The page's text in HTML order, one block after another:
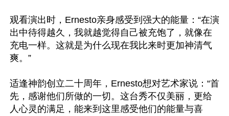
观看演出时，Ernesto亲身感受到强大的能量：“在演
出中待得越久，我就越觉得自己被充饱了，就像在
充电一样。这就是为什么现在我比来时更加神清气
爽。”
适逢神韵创立二十周年，Ernesto想对艺术家说：“首
先，感谢他们所做的一切。这台秀不仅美丽，更给
人心灵的满足，能来到这里感受他们的能量与喜